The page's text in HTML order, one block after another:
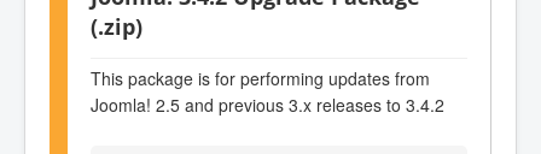
(.zip)
This package is for performing updates from
Joomla! 2.5 and previous 3.x releases to 3.4.2